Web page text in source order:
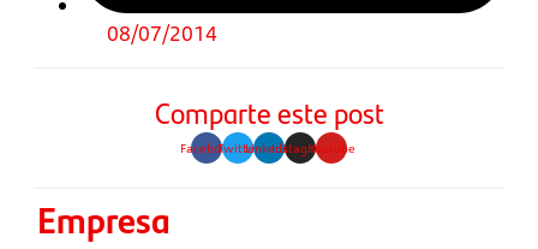
08/07/2014
Comparte este post
FacebookTwitterLinkedinInstagramYoutube
Empresa